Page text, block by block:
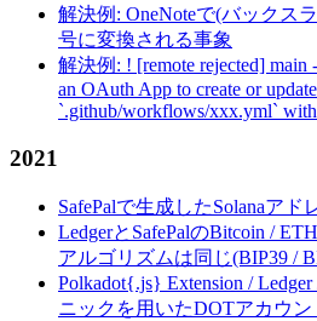
解決例: OneNoteで(バックス
号に変換される事象
解決例: ! [remote rejected] main
an OAuth App to create or
`.github/workflows/xxx.yml`
2021
SafePalで生成したSolanaア
LedgerとSafePalのBitcoin /
アルゴリズムは同じ(BIP39 /
Polkadot{.js} Extension /
ニックを用いたDOTアカウ